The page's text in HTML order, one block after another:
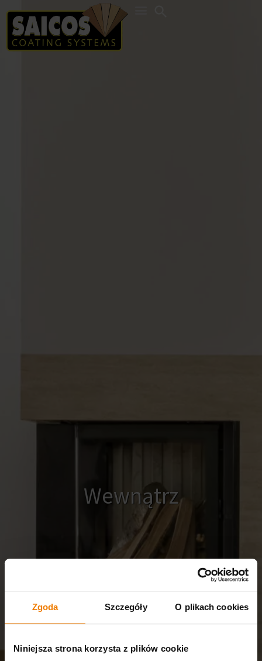
Zgoda Szczegóły O plikach cookies
Niniejsza strona korzysta z plików cookie
Wewnątrz